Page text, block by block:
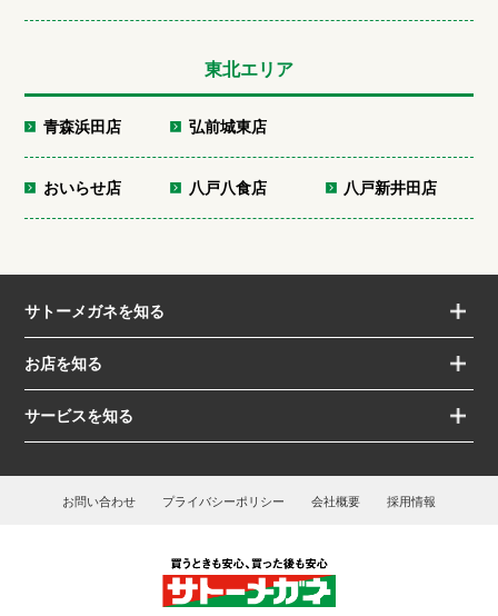
東北エリア
青森浜田店 弘前城東店
おいらせ店 八戸八食店 八戸新井田店
サトーメガネを知る
お店を知る
サービスを知る
お問い合わせ プライバシーポリシー 会社概要 採用情報